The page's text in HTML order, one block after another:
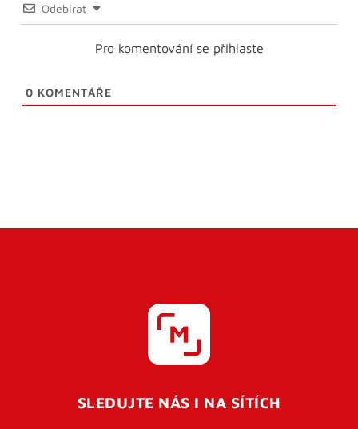
Odebírat
Pro komentování se přihlaste
0 KOMENTÁŘE
SLEDUJTE NÁS I NA SÍTÍCH